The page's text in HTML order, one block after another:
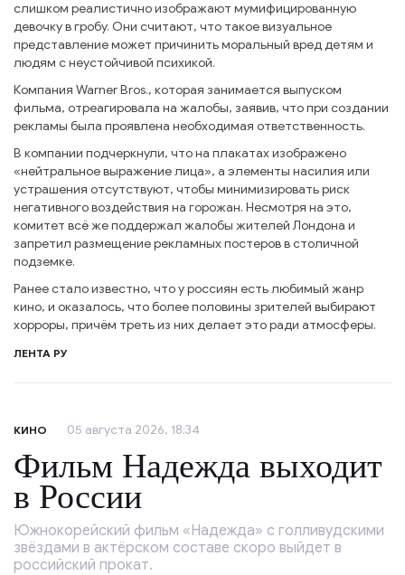
слишком реалистично изображают мумифицированную
девочку в гробу. Они считают, что такое визуальное
представление может причинить моральный вред детям и
людям с неустойчивой психикой.
Компания Warner Bros., которая занимается выпуском
фильма, отреагировала на жалобы, заявив, что при создании
рекламы была проявлена необходимая ответственность.
В компании подчеркнули, что на плакатах изображено
«нейтральное выражение лица», а элементы насилия или
устрашения отсутствуют, чтобы минимизировать риск
негативного воздействия на горожан. Несмотря на это,
комитет всё же поддержал жалобы жителей Лондона и
запретил размещение рекламных постеров в столичной
подземке.
Ранее стало известно, что у россиян есть любимый жанр
кино, и оказалось, что более половины зрителей выбирают
хорроры, причём треть из них делает это ради атмосферы.
ЛЕНТА РУ
КИНО 05 августа 2026, 18:34
Фильм Надежда выходит
в России
Южнокорейский фильм «Надежда» с голливудскими
звёздами в актёрском составе скоро выйдет в
российский прокат.